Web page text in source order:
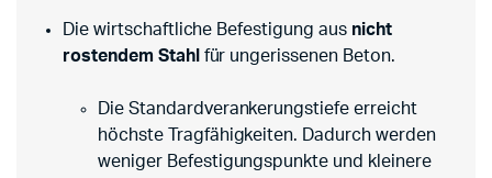
Die wirtschaftliche Befestigung aus nicht
rostendem Stahl für ungerissenen Beton.
Die Standardverankerungstiefe erreicht
höchste Tragfähigkeiten. Dadurch werden
weniger Befestigungspunkte und kleinere